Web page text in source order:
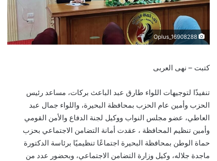
كتبت – نهى العربى
تنفيذًا لتوجيهات اللواء طارق عبد الباعث بركات، مساعد رئيس
الحزب وأمين عام الحزب بمحافظة البحيرة، واللواء جمال عبد
العاطي، عضو مجلس النواب ووكيل لجنة الدفاع والأمن القومي
وأمين تنظيم المحافظة ، عقدت أمانة التضامن الاجتماعي بحزب
حماة الوطن بمحافظة البحيرة اجتماعًا تنظيميًا برئاسة الدكتورة
ماجدة جلاله، وكيل وزارة التضامن الاجتماعي، وبحضور عدد من